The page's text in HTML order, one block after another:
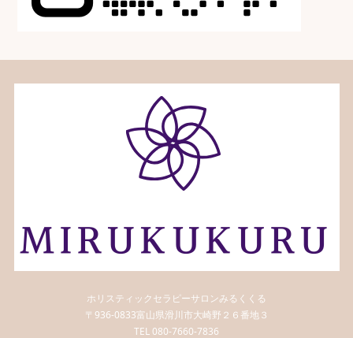
ホリスティックセラピーサロンみるくくる
〒936-0833富山県滑川市大崎野２６番地３
TEL 080-7660-7836